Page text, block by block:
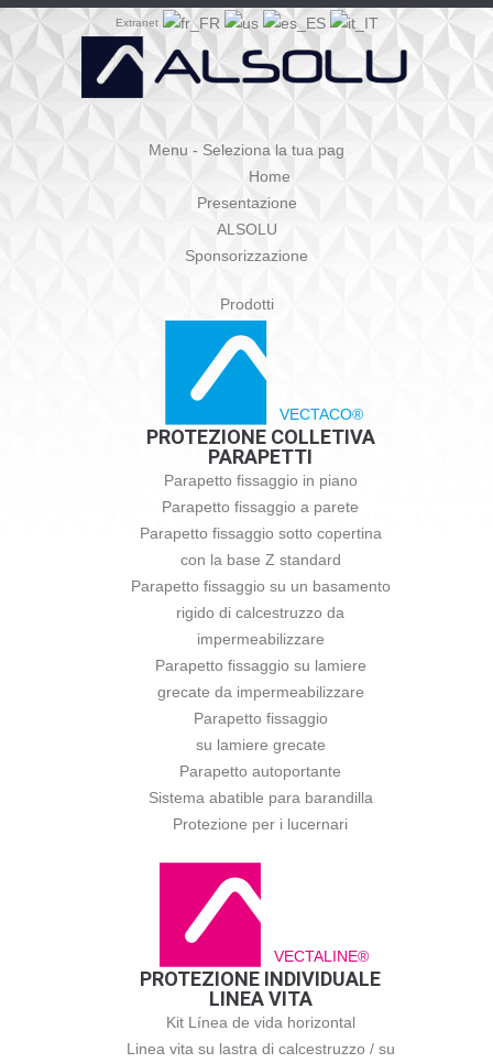
Extranet
Menu - Seleziona la tua pag
Home
Presentazione
ALSOLU
Sponsorizzazione
Prodotti
VECTACO®
PROTEZIONE COLLETIVA
PARAPETTI
Parapetto fissaggio in piano
Parapetto fissaggio a parete
Parapetto fissaggio sotto copertina
con la base Z standard
Parapetto fissaggio su un basamento
rigido di calcestruzzo da
impermeabilizzare
Parapetto fissaggio su lamiere
grecate da impermeabilizzare
Parapetto fissaggio
su lamiere grecate
Parapetto autoportante
Sistema abatible para barandilla
Protezione per i lucernari
VECTALINE®
PROTEZIONE INDIVIDUALE
LINEA VITA
Kit Línea de vida horizontal
Linea vita su lastra di calcestruzzo / su